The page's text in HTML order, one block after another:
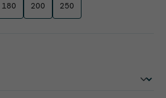
180 200 250